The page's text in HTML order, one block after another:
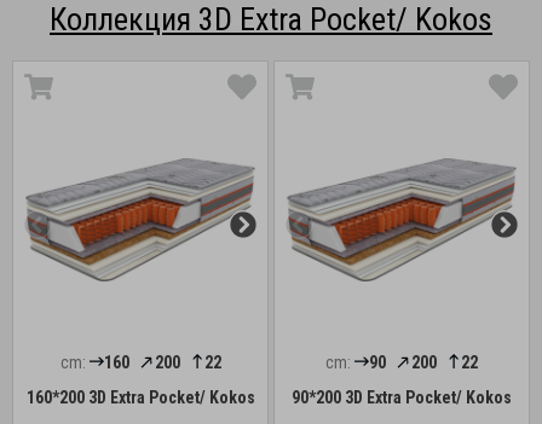
Коллекция 3D Extra Pocket/ Kokos
cm: 160 200
22
160*200 3D Extra Pocket/ Kokos
cm: 90 200
22
90*200 3D Extra Pocket/ Kokos